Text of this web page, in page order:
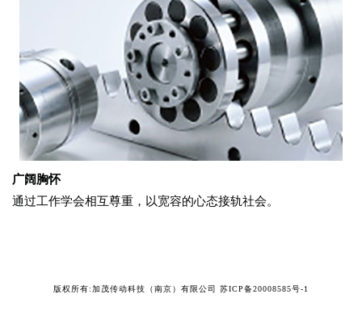
广阔胸怀
通过工作学会相互尊重，以宽容的心态接轨社会。
版权所有:加茂传动科技（南京）有限公司 苏ICP备20008585号-1